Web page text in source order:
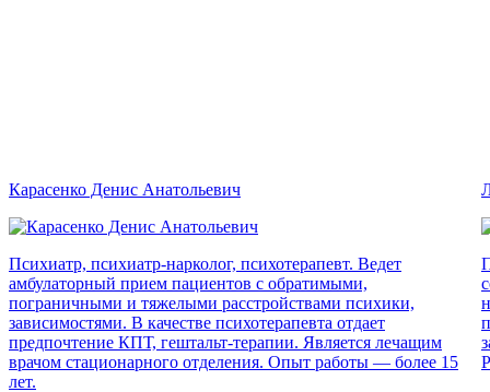
Карасенко Денис Анатольевич
Психиатр, психиатр-нарколог, психотерапевт. Ведет
амбулаторный прием пациентов с обратимыми,
пограничными и тяжелыми расстройствами психики,
зависимостями. В качестве психотерапевта отдает
предпочтение КПТ, гештальт-терапии. Является лечащим
врачом стационарного отделения. Опыт работы — более 15
лет.